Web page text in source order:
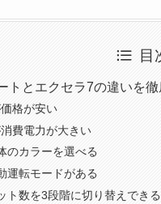
目
トとエクセラ7の違いを徹
格が安い
費電力が大きい
のカラーを選べる
運転モードがある
ト数を3段階に切り替えできる